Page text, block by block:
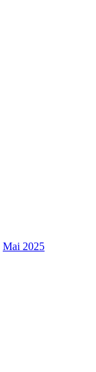
Mai 2025